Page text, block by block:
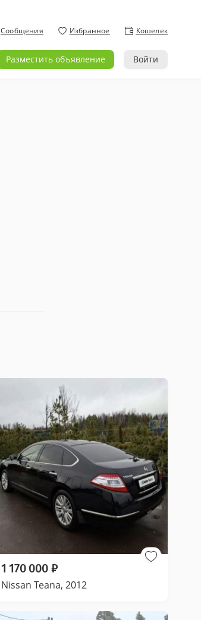
Сообщения Избранное Кошелек
Разместить объявление Войти
1 170 000 ₽
Nissan Teana, 2012